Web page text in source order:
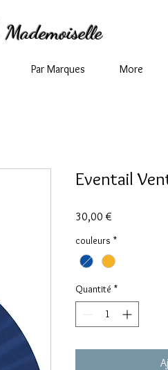
Mademoiselle
Par Marques More
Eventail
30,00 €
couleurs *
Quantité *